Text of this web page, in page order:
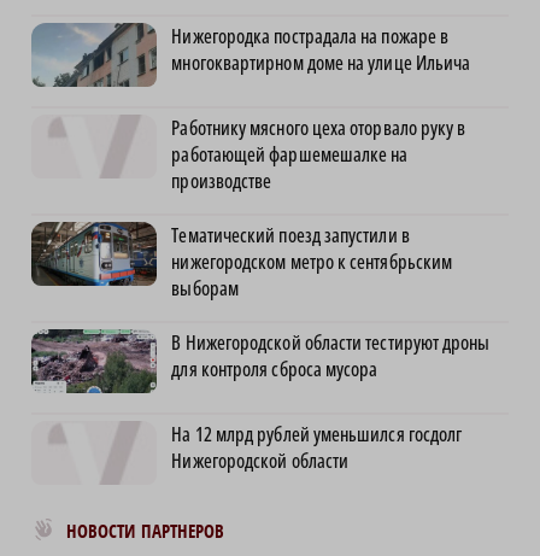
Нижегородка пострадала на пожаре в
многоквартирном доме на улице Ильича
Работнику мясного цеха оторвало руку в
работающей фаршемешалке на
производстве
Тематический поезд запустили в
нижегородском метро к сентябрьским
выборам
В Нижегородской области тестируют дроны
для контроля сброса мусора
На 12 млрд рублей уменьшился госдолг
Нижегородской области
НОВОСТИ ПАРТНЕРОВ
Новости МирТесен